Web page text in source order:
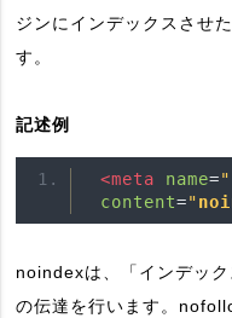
ジンにインデックスさせ
す。
記述例
<meta name="
content="
noindexは、「インデッ
の伝達を行います。